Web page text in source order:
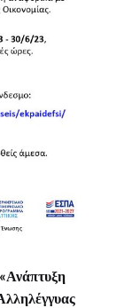
«Ανάπτυξη